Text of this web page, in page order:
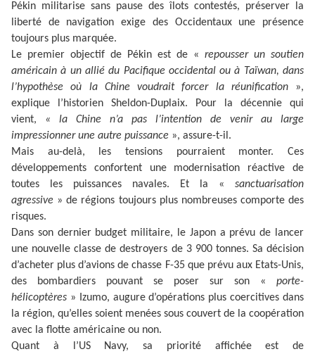
Pékin militarise sans pause des îlots contestés, préserver la
liberté de navigation exige des Occidentaux une présence
toujours plus marquée.
Le premier objectif de Pékin est de « repousser un soutien
américain à un allié du Pacifique occidental ou à Taïwan, dans
l’hypothèse où la Chine voudrait forcer la réunification»,
explique l’historien Sheldon-Duplaix. Pour la décennie qui
vient,
« la Chine n’a pas l’intention de venir au large
impressionner une autre puissance », assure-t-il.
Mais au-delà, les tensions pourraient monter. Ces
développements confortent une modernisation réactive de
toutes les puissances navales. Et la « sanctuarisation
agressive » de régions toujours plus nombreuses comporte des
risques.
Dans son dernier budget militaire, le Japon a prévu de lancer
une nouvelle classe de destroyers de 3 900 tonnes. Sa décision
d’acheter plus d’avions de chasse F-35 que prévu aux Etats-Unis,
des bombardiers pouvant se poser sur son « porte-
hélicoptères » Izumo, augure d’opérations plus coercitives dans
la région, qu’elles soient menées sous couvert de la coopération
avec la flotte américaine ou non.
Quant à l’US Navy, sa priorité affichée est de